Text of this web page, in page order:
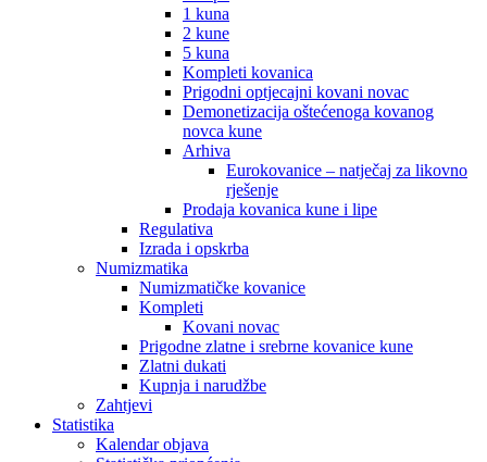
1 kuna
2 kune
5 kuna
Kompleti kovanica
Prigodni optjecajni kovani novac
Demonetizacija oštećenoga kovanog
novca kune
Arhiva
Eurokovanice – natječaj za likovno
rješenje
Prodaja kovanica kune i lipe
Regulativa
Izrada i opskrba
Numizmatika
Numizmatičke kovanice
Kompleti
Kovani novac
Prigodne zlatne i srebrne kovanice kune
Zlatni dukati
Kupnja i narudžbe
Zahtjevi
Statistika
Kalendar objava